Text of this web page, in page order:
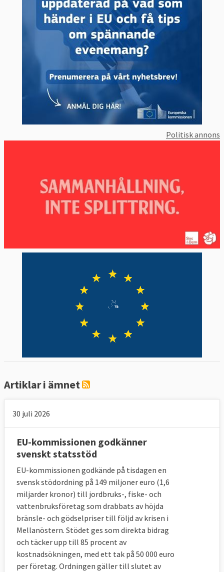
Politisk annons
Artiklar i ämnet
30 juli 2026
EU-kommissionen godkänner
svenskt statsstöd
EU-kommissionen godkände på tisdagen en
svensk stödordning på 149 miljoner euro (1,6
miljarder kronor) till jordbruks-, fiske- och
vattenbruksföretag som drabbats av höjda
bränsle- och gödselpriser till följd av krisen i
Mellanöstern. Stödet ges som direkta bidrag
och täcker upp till 85 procent av
kostnadsökningen, med ett tak på 50 000 euro
per företag. Ordningen gäller till slutet av